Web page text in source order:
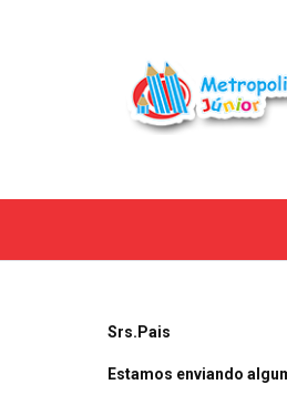
Srs.Pais
Estamos enviando